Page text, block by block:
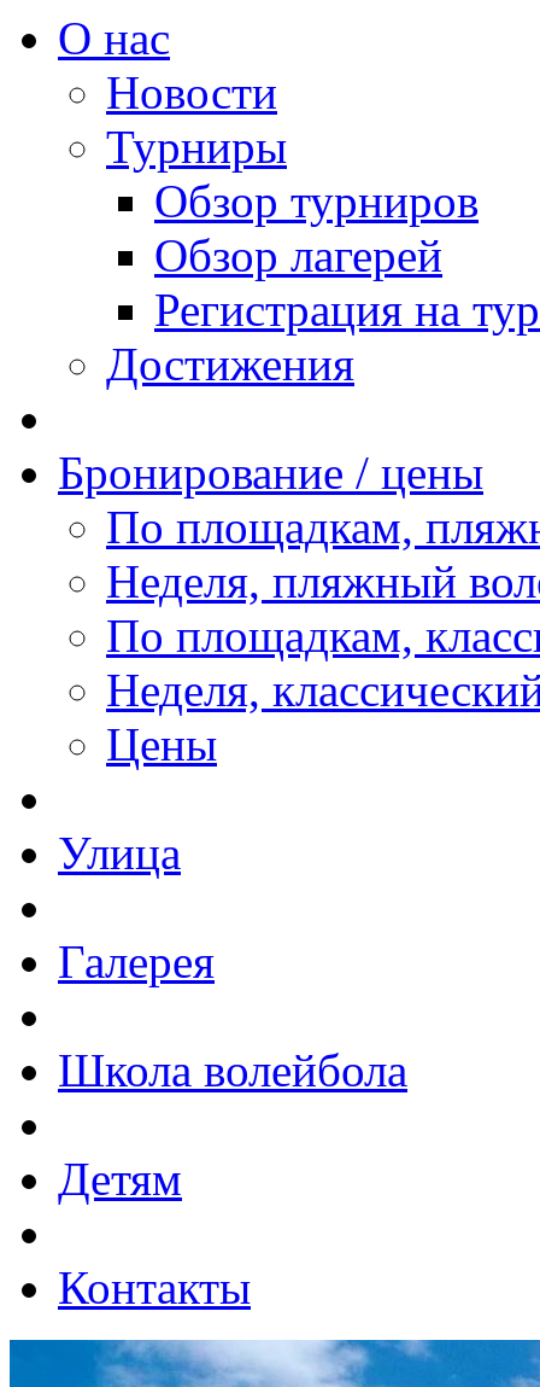
О нас
Новости
Турниры
Обзор турниров
Обзор лагерей
Регистрация на
Достижения
Бронирование / цены
По площадкам,
Неделя, пляжный
По площадкам,
Неделя,
Цены
Улица
Галерея
Школа волейбола
Детям
Контакты